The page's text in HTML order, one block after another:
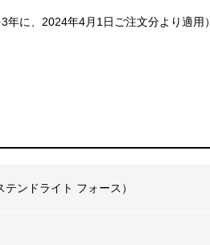
に、2024年4月1日ご注文分より適用）
ンドライト フォース）